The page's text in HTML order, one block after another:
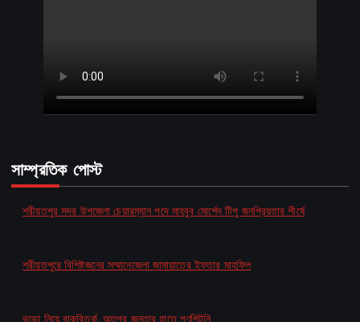
সাম্প্রতিক পোস্ট
শরীয়তপুর সদর উপজেলা চেয়ারম্যান পদে মাহবুব মোর্শেদ টিপু জনপ্রিয়তার শীর্ষে
শরীয়তপুরে বিশিষ্টজনের সম্মানেজেলা জামায়াতের ইফতার মাহফিল